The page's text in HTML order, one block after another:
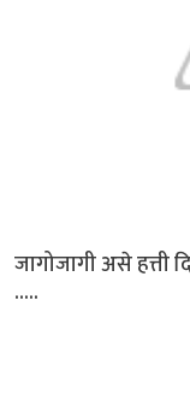
जागोजागी असे
.....